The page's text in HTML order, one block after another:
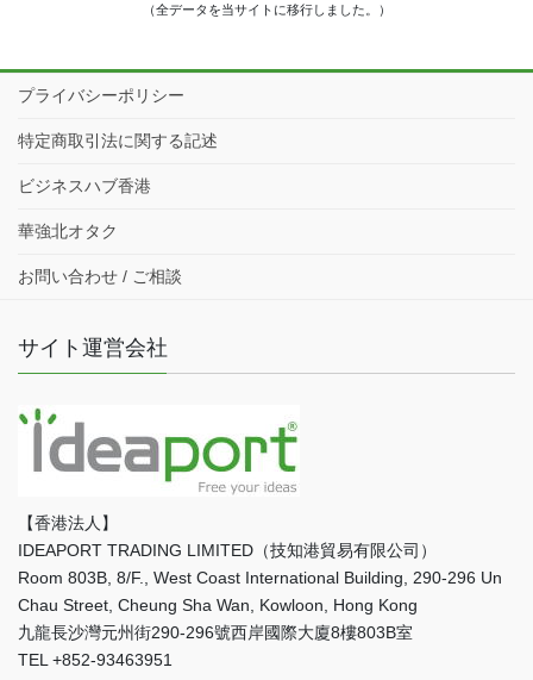
（全データを当サイトに移行しました。）
プライバシーポリシー
特定商取引法に関する記述
ビジネスハブ香港
華強北オタク
お問い合わせ / ご相談
サイト運営会社
【香港法人】
IDEAPORT TRADING LIMITED（技知港貿易有限公司）
Room 803B, 8/F., West Coast International Building, 290-296 Un
Chau Street, Cheung Sha Wan, Kowloon, Hong Kong
九龍長沙灣元州街290-296號西岸國際大廈8樓803B室
TEL +852-93463951